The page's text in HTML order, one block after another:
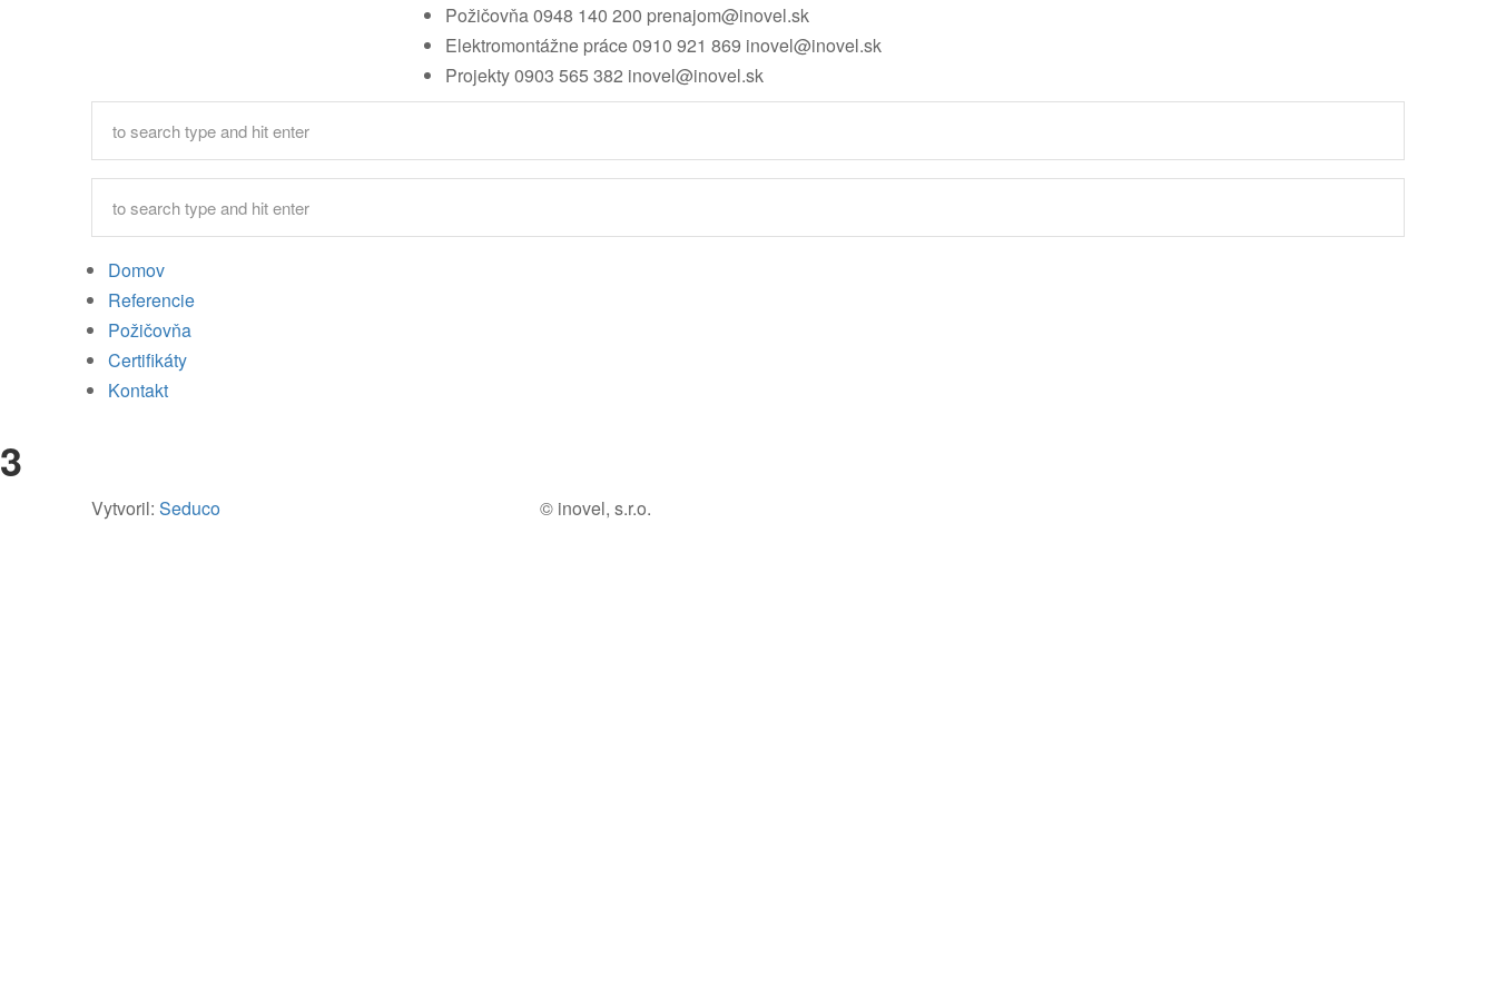
Požičovňa0948 140 200 prenajom@inovel.sk
Elektromontážne práce0910 921 869 inovel@inovel.sk
Projekty0903 565 382 inovel@inovel.sk
Domov
Referencie
Požičovňa
Certifikáty
Kontakt
3
Vytvoril: Seduco © inovel, s.r.o.